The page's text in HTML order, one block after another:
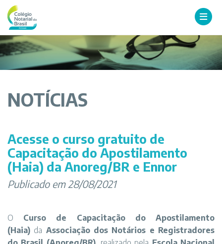
NOTÍCIAS
Acesse o curso gratuito de
Capacitação do Apostilamento
(Haia) da Anoreg/BR e Ennor
Publicado em 28/08/2021
O Curso de Capacitação do Apostilamento
(Haia) da Associação dos Notários e Registradores